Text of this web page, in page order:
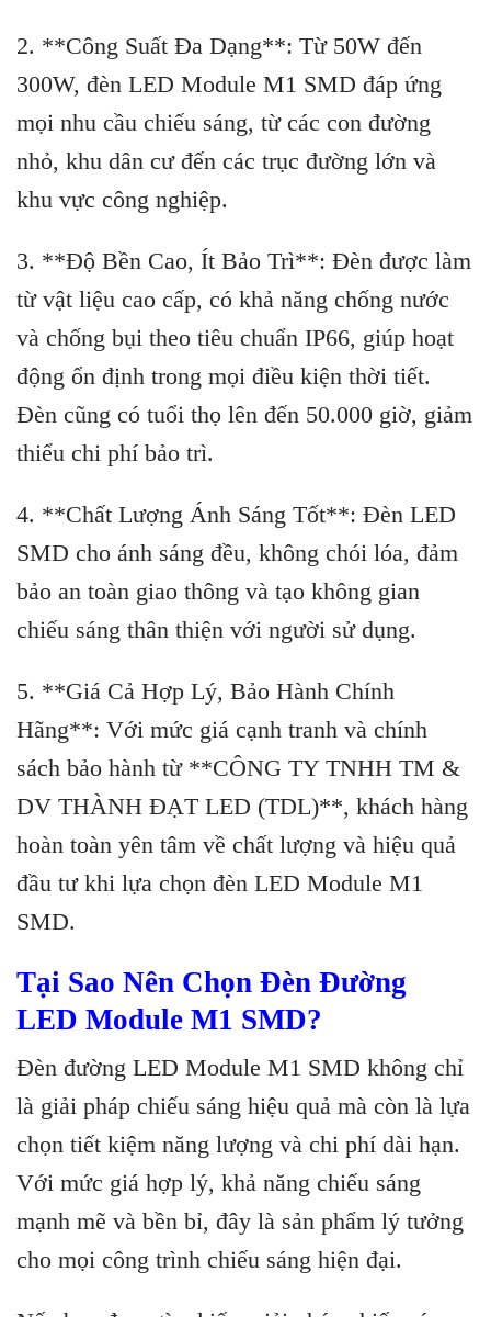
2. **Công Suất Đa Dạng**: Từ 50W đến
300W, đèn LED Module M1 SMD đáp ứng
mọi nhu cầu chiếu sáng, từ các con đường
nhỏ, khu dân cư đến các trục đường lớn và
khu vực công nghiệp.
3. **Độ Bền Cao, Ít Bảo Trì**: Đèn được làm
từ vật liệu cao cấp, có khả năng chống nước
và chống bụi theo tiêu chuẩn IP66, giúp hoạt
động ổn định trong mọi điều kiện thời tiết.
Đèn cũng có tuổi thọ lên đến 50.000 giờ, giảm
thiểu chi phí bảo trì.
4. **Chất Lượng Ánh Sáng Tốt**: Đèn LED
SMD cho ánh sáng đều, không chói lóa, đảm
bảo an toàn giao thông và tạo không gian
chiếu sáng thân thiện với người sử dụng.
5. **Giá Cả Hợp Lý, Bảo Hành Chính
Hãng**: Với mức giá cạnh tranh và chính
sách bảo hành từ **CÔNG TY TNHH TM &
DV THÀNH ĐẠT LED (TDL)**, khách hàng
hoàn toàn yên tâm về chất lượng và hiệu quả
đầu tư khi lựa chọn đèn LED Module M1
SMD.
Tại Sao Nên Chọn Đèn Đường
LED Module M1 SMD?
Đèn đường LED Module M1 SMD không chỉ
là giải pháp chiếu sáng hiệu quả mà còn là lựa
chọn tiết kiệm năng lượng và chi phí dài hạn.
Với mức giá hợp lý, khả năng chiếu sáng
mạnh mẽ và bền bỉ, đây là sản phẩm lý tưởng
cho mọi công trình chiếu sáng hiện đại.